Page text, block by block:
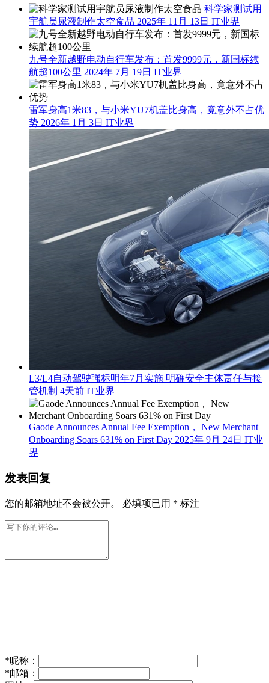
科学家测试用
宇航员尿液制作太空食品 2025年 11月 13日 IT业界
九号全新越野电动自行车发布：首发9999元，新国标续
航超100公里 2024年 7月 19日 IT业界
雷军身高1米83，与小米YU7机盖比身高，竟意外不占优
势 2026年 1月 3日 IT业界
L3/L4自动驾驶强标明年7月实施 明确安全主体责任与接
管机制 4天前 IT业界
Gaode Announces Annual Fee Exemption， New Merchant
Onboarding Soars 631% on First Day 2025年 9月 24日 IT业
界
发表回复
您的邮箱地址不会被公开。 必填项已用 * 标注
*昵称：
*邮箱：